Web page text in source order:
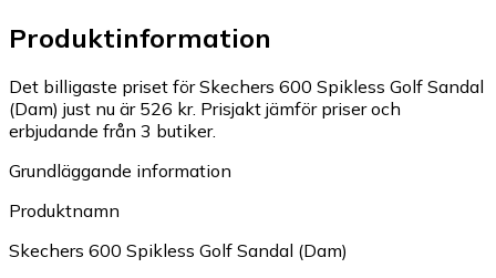
Produktinformation
Det billigaste priset för Skechers 600 Spikless Golf Sandal
(Dam) just nu är 526 kr. Prisjakt jämför priser och
erbjudande från 3 butiker.
Grundläggande information
Produktnamn
Skechers 600 Spikless Golf Sandal (Dam)